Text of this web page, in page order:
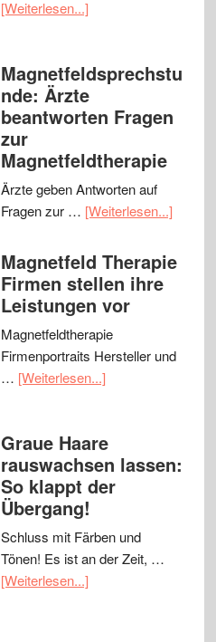
[Weiterlesen...]
Magnetfeldsprechstu
nde: Ärzte
beantworten Fragen
zur
Magnetfeldtherapie
Ärzte geben Antworten auf
Fragen zur … [Weiterlesen...]
Magnetfeld Therapie
Firmen stellen ihre
Leistungen vor
Magnetfeldtherapie
Firmenportraits Hersteller und
… [Weiterlesen...]
Graue Haare
rauswachsen lassen:
So klappt der
Übergang!
Schluss mit Färben und
Tönen! Es ist an der Zeit, …
[Weiterlesen...]